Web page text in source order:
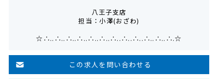
八王子支店
担当：小澤(おざわ)
☆∴..∴..∴..∴..∴..∴..∴..∴..∴..∴..∴..∴.☆
この求人を問い合わせる